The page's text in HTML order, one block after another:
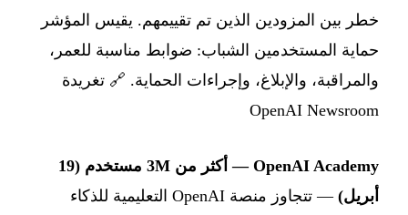
خطر بين المزودين الذين تم تقييمهم. يقيس المؤشر
حماية المستخدمين الشباب: ضوابط مناسبة للعمر،
والمراقبة، والإبلاغ، وإجراءات الحماية. 🔗 تغريدة
OpenAI Newsroom
OpenAI Academy — أكثر من 3M مستخدم (19
أبريل)
— تتجاوز منصة OpenAI التعليمية للذكاء